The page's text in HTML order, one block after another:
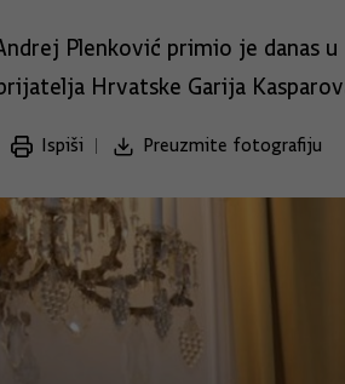
Plenković primio je danas
Hrvatske Garija
Ispiši Preuzmite fotografiju